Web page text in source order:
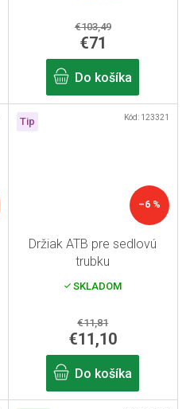
€103,49
€71
Do košíka
Tip
–6 %
Držiak ATB pre sedlovú
trubku
SKLADOM
€11,81
€11,10
Do košíka
Kód: 123321